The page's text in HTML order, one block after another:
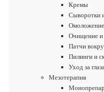
Кремы
Сыворотки
Омоложение
Очищение и
Патчи
Пилинги и
Уход за
Мезотерапия